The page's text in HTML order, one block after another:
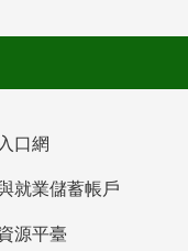
口網
就業儲蓄帳戶
源平臺